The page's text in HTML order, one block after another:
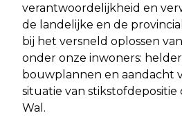
verantwoordelijkheid en
de landelijke en de
bij het versneld oplossen
onder onze inwoners:
bouwplannen en aandacht
situatie van stikstofdepositie
Wal.